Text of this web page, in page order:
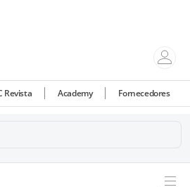
Revista Academy Fornecedores